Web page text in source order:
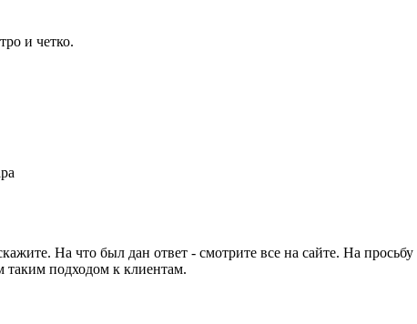
и четко.
На что был дан ответ - смотрите все на сайте. На просьбу
таким подходом к клиентам.